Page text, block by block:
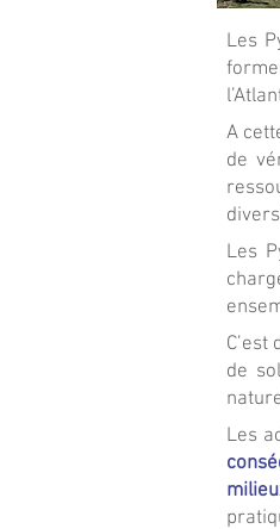
Les
A
de
Les
de
Les